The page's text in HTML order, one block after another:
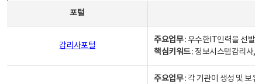
포털
감리사포털
주요업무: 우수한IT인력을 선발
핵심키워드: 정보시스템감리사,
주요업무: 각 기관이 생성 및 보